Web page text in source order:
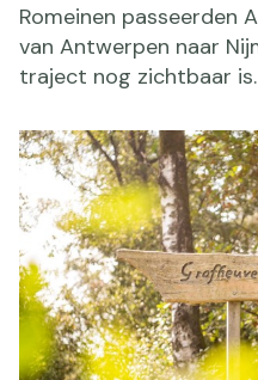
Romeinen passeerden
van Antwerpen naar
traject nog zichtbaar is.